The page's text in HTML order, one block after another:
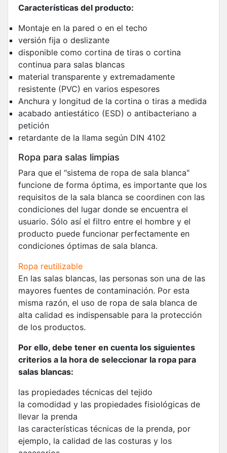
Características del producto:
Montaje en la pared o en el techo
versión fija o deslizante
disponible como cortina de tiras o cortina
continua para salas blancas
material transparente y extremadamente
resistente (PVC) en varios espesores
Anchura y longitud de la cortina o tiras a medida
acabado antiestático (ESD) o antibacteriano a
petición
retardante de la llama según DIN 4102
Ropa para salas limpias
Para que el "sistema de ropa de sala blanca"
funcione de forma óptima, es importante que los
requisitos de la sala blanca se coordinen con las
condiciones del lugar donde se encuentra el
usuario. Sólo así el filtro entre el hombre y el
producto puede funcionar perfectamente en
condiciones óptimas de sala blanca.
Ropa reutilizable
En las salas blancas, las personas son una de las
mayores fuentes de contaminación. Por esta
misma razón, el uso de ropa de sala blanca de
alta calidad es indispensable para la protección
de los productos.
Por ello, debe tener en cuenta los siguientes
criterios a la hora de seleccionar la ropa para
salas blancas:
las propiedades técnicas del tejido
la comodidad y las propiedades fisiológicas de
llevar la prenda
las características técnicas de la prenda, por
ejemplo, la calidad de las costuras y los